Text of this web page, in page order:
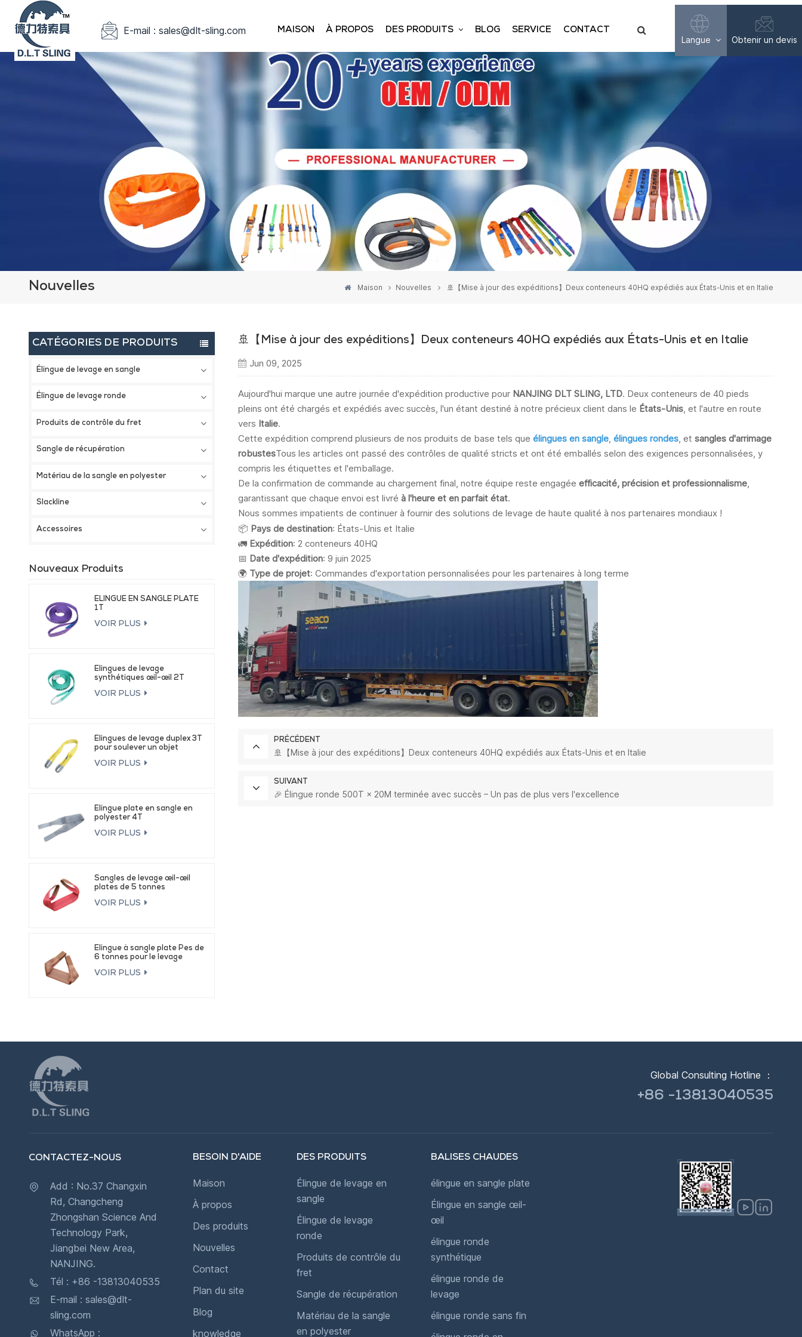
E-mail : sales@dlt-sling.com MAISON À PROPOS DES PRODUITS BLOG SERVICE CONTACT
Langue
Français
Русский
Español
عربي
Obtenir un devis
Nouvelles Maison Nouvelles 🚢【Mise à jour des expéditions】Deux conteneurs 40HQ expédiés aux États-Unis et en Italie
CATÉGORIES DE PRODUITS
Élingue de levage en sangle
Élingue de levage ronde
Produits de contrôle du fret
Sangle de récupération
Matériau de la sangle en polyester
Slackline
Accessoires
Nouveaux Produits
ÉLINGUE EN SANGLE PLATE
1T
VOIR PLUS
Élingues de levage
synthétiques œil-œil 2T
VOIR PLUS
Élingues de levage duplex 3T
pour soulever un objet
VOIR PLUS
Élingue plate en sangle en
polyester 4T
VOIR PLUS
Sangles de levage œil-œil
plates de 5 tonnes
VOIR PLUS
Élingue à sangle plate Pes de
6 tonnes pour le levage
VOIR PLUS
🚢【Mise à jour des expéditions】Deux conteneurs 40HQ expédiés aux États-Unis et en Italie
Jun 09, 2025
Aujourd'hui marque une autre journée d'expédition productive pour NANJING DLT SLING, LTD. Deux conteneurs de 40 pieds
pleins ont été chargés et expédiés avec succès, l'un étant destiné à notre précieux client dans le États-Unis , et l'autre en route
vers Italie.
Cette expédition comprend plusieurs de nos produits de base tels queélingues en sangle ,élingues rondes , etsangles d'arrimage
robustesTous les articles ont passé des contrôles de qualité stricts et ont été emballés selon des exigences personnalisées, y
compris les étiquettes et l'emballage.
De la confirmation de commande au chargement final, notre équipe reste engagéeefficacité, précision et professionnalisme
garantissant que chaque envoi est livréà l'heure et en parfait état.
Nous sommes impatients de continuer à fournir des solutions de levage de haute qualité à nos partenaires mondiaux !
📦 Pays de destination: États-Unis et Italie
🚛 Expédition: 2 conteneurs 40HQ
📅 Date d'expédition: 9 juin 2025
🌍 Type de projet: Commandes d'exportation personnalisées pour les partenaires à long terme
PRÉCÉDENT
🚢【Mise à jour des expéditions】Deux conteneurs 40HQ expédiés aux États-Unis et en Italie
SUIVANT
🎉 Élingue ronde 500T × 20M terminée avec succès – Un pas de plus vers l'excellence
Global Consulting Hotline ：
+86 -13813040535
CONTACTEZ-NOUS
Add : No.37 Changxin
Rd, Changcheng
Zhongshan Science And
Technology Park,
Jiangbei New Area,
NANJING.
Tél : +86 -13813040535
E-mail : sales@dlt-
sling.com
WhatsApp :
BESOIN D'AIDE
Maison
À propos
Des produits
Nouvelles
Contact
Plan du site
Blog
knowledge
DES PRODUITS
Élingue de levage en
sangle
Élingue de levage
ronde
Produits de contrôle du
fret
Sangle de récupération
Matériau de la sangle
en polyester
BALISES CHAUDES
élingue en sangle plate
Élingue en sangle œil-
œil
élingue ronde
synthétique
élingue ronde de
levage
élingue ronde sans fin